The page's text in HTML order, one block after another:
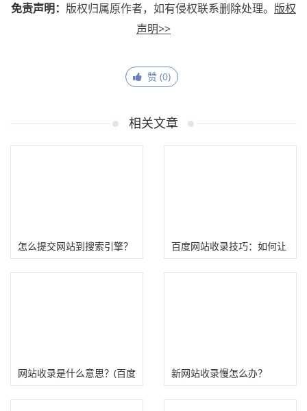
免责声明： 版权归属原作者，如有侵权联系删除处理。 版权
声明>>
赞 (0)
相关文章
怎么提交网站到搜索引擎？
（网站提交百度、Google方
百度网站收录技巧：如何让
百度快速收录你的网站？
网站收录是什么意思？(百度
谷歌网站收录查询技巧)
新网站收录慢怎么办？